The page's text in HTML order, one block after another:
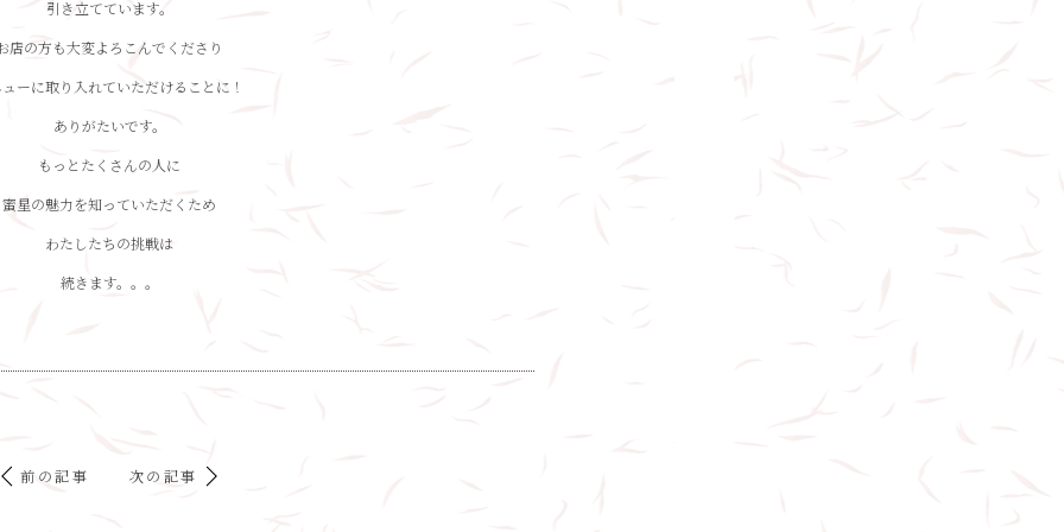
引き立てています。
店の方も大変よろこんでくださり
ーに取り入れていただけることに！
ありがたいです。
もっとたくさんの人に
蜜星の魅力を知っていただくため
わたしたちの挑戦は
続きます。。。
前の記事 次の記事